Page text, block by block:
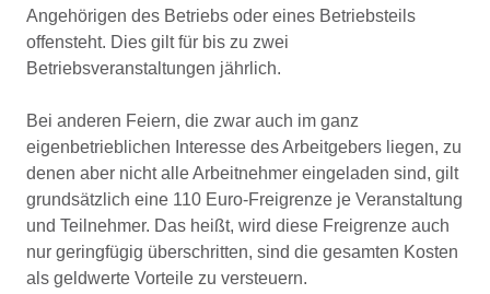
Angehörigen des Betriebs oder eines Betriebsteils
offensteht. Dies gilt für bis zu zwei
Betriebsveranstaltungen jährlich.
Bei anderen Feiern, die zwar auch im ganz
eigenbetrieblichen Interesse des Arbeitgebers liegen, zu
denen aber nicht alle Arbeitnehmer eingeladen sind, gilt
grundsätzlich eine 110 Euro-Freigrenze je Veranstaltung
und Teilnehmer. Das heißt, wird diese Freigrenze auch
nur geringfügig überschritten, sind die gesamten Kosten
als geldwerte Vorteile zu versteuern.